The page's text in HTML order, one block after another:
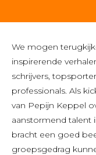
We mogen
inspirerende
schrijvers,
professionals. Als
van Pepijn Keppel
aanstormend talent
bracht een goed
groepsgedrag